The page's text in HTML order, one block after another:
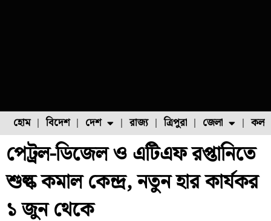
হোম বিদেশ দেশ
ফুল চাষ ফল চাষ মাছ চাষ পোল্ট্রি চাষ
রাজ্য ত্রিপুরা জেলা
উত্তর ২৪ পরগনা
পেট্রল-ডিজেল ও এটিএফ রপ্তানিতে
শুল্ক কমাল কেন্দ্র, নতুন হার কার্যকর
১ জুন থেকে